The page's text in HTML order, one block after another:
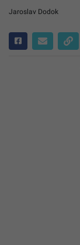
Jaroslav Dodok